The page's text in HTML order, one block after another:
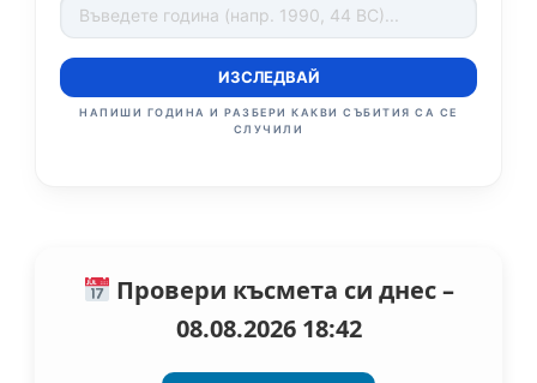
ИЗСЛЕДВАЙ
НАПИШИ ГОДИНА И РАЗБЕРИ КАКВИ СЪБИТИЯ СА СЕ
СЛУЧИЛИ
Провери късмета си днес –
08.08.2026 18:42